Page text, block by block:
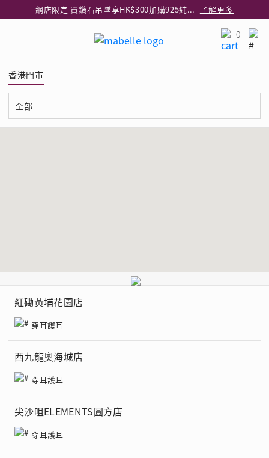
網店限定 買鑽石吊墜享HK$300加購925純銀項鍊 了解更多
全港任何MaBelle門市自取貨
0
香港門市
紅磡黃埔花園店
穿耳護耳
西九龍奧海城店
穿耳護耳
尖沙咀ELEMENTS圓方店
穿耳護耳